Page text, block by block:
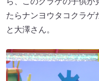
たらナンヨウタコクラゲ
と大澤さん。